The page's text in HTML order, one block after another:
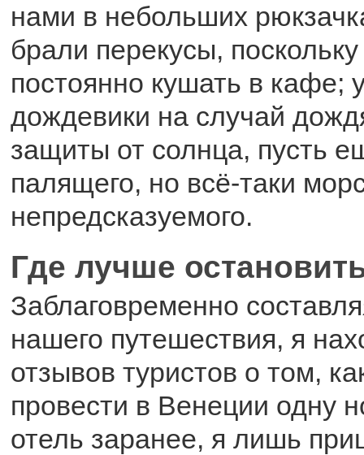
нами в небольших
брали перекусы,
постоянно кушать в кафе;
дождевики на случай
защиты от солнца, пусть
палящего, но всё-таки
непредсказуемого.
Где лучше
Заблаговременно
нашего путешествия, я
отзывов туристов о том,
провести в Венеции одну
отель заранее, я лишь